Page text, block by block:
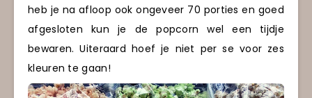
heb je na afloop ook ongeveer 70 porties en goed
afgesloten kun je de popcorn wel een tijdje
bewaren. Uiteraard hoef je niet per se voor zes
kleuren te gaan!